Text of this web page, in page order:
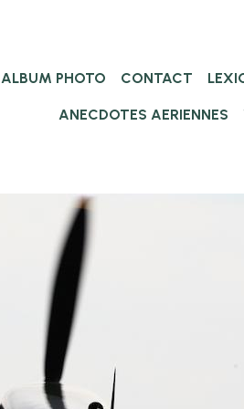
ALBUM PHOTO CONTACT
ANECDOTES AERIENNES